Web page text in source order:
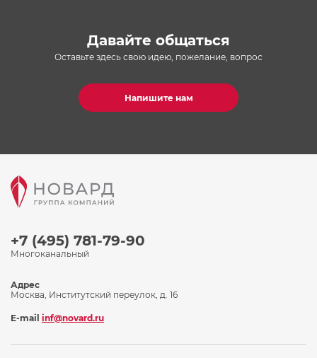
Давайте общаться
Оставьте здесь свою идею, пожелание, вопрос
Напишите нам
+7 (495) 781-79-90
Многоканальный
Адрес
Москва, Институтский переулок, д. 16
E-mail inf@novard.ru